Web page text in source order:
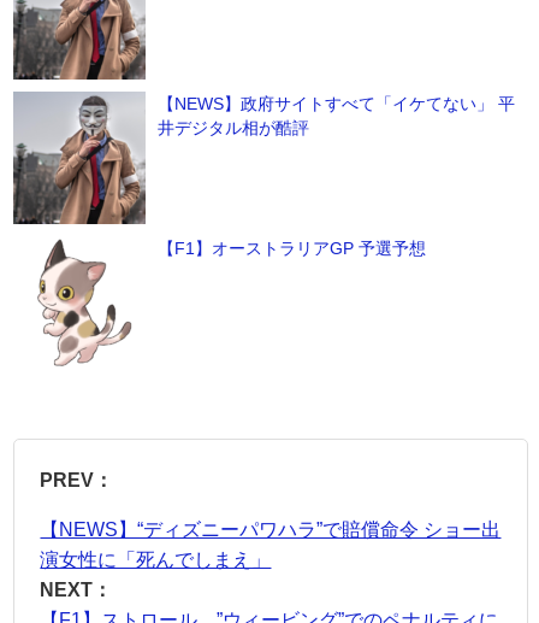
【NEWS】政府サイトすべて「イケてない」 平
井デジタル相が酷評
【F1】オーストラリアGP 予選予想
PREV：
【NEWS】“ディズニーパワハラ”で賠償命令 ショー出
演女性に「死んでしまえ」
NEXT：